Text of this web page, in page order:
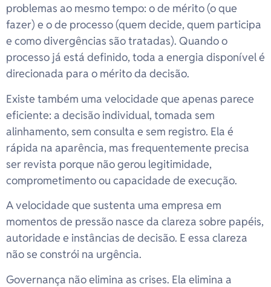
problemas ao mesmo tempo: o de mérito (o que
fazer) e o de processo (quem decide, quem participa
e como divergências são tratadas). Quando o
processo já está definido, toda a energia disponível é
direcionada para o mérito da decisão.
Existe também uma velocidade que apenas parece
eficiente: a decisão individual, tomada sem
alinhamento, sem consulta e sem registro. Ela é
rápida na aparência, mas frequentemente precisa
ser revista porque não gerou legitimidade,
comprometimento ou capacidade de execução.
A velocidade que sustenta uma empresa em
momentos de pressão nasce da clareza sobre papéis,
autoridade e instâncias de decisão. E essa clareza
não se constrói na urgência.
Governança não elimina as crises. Ela elimina a